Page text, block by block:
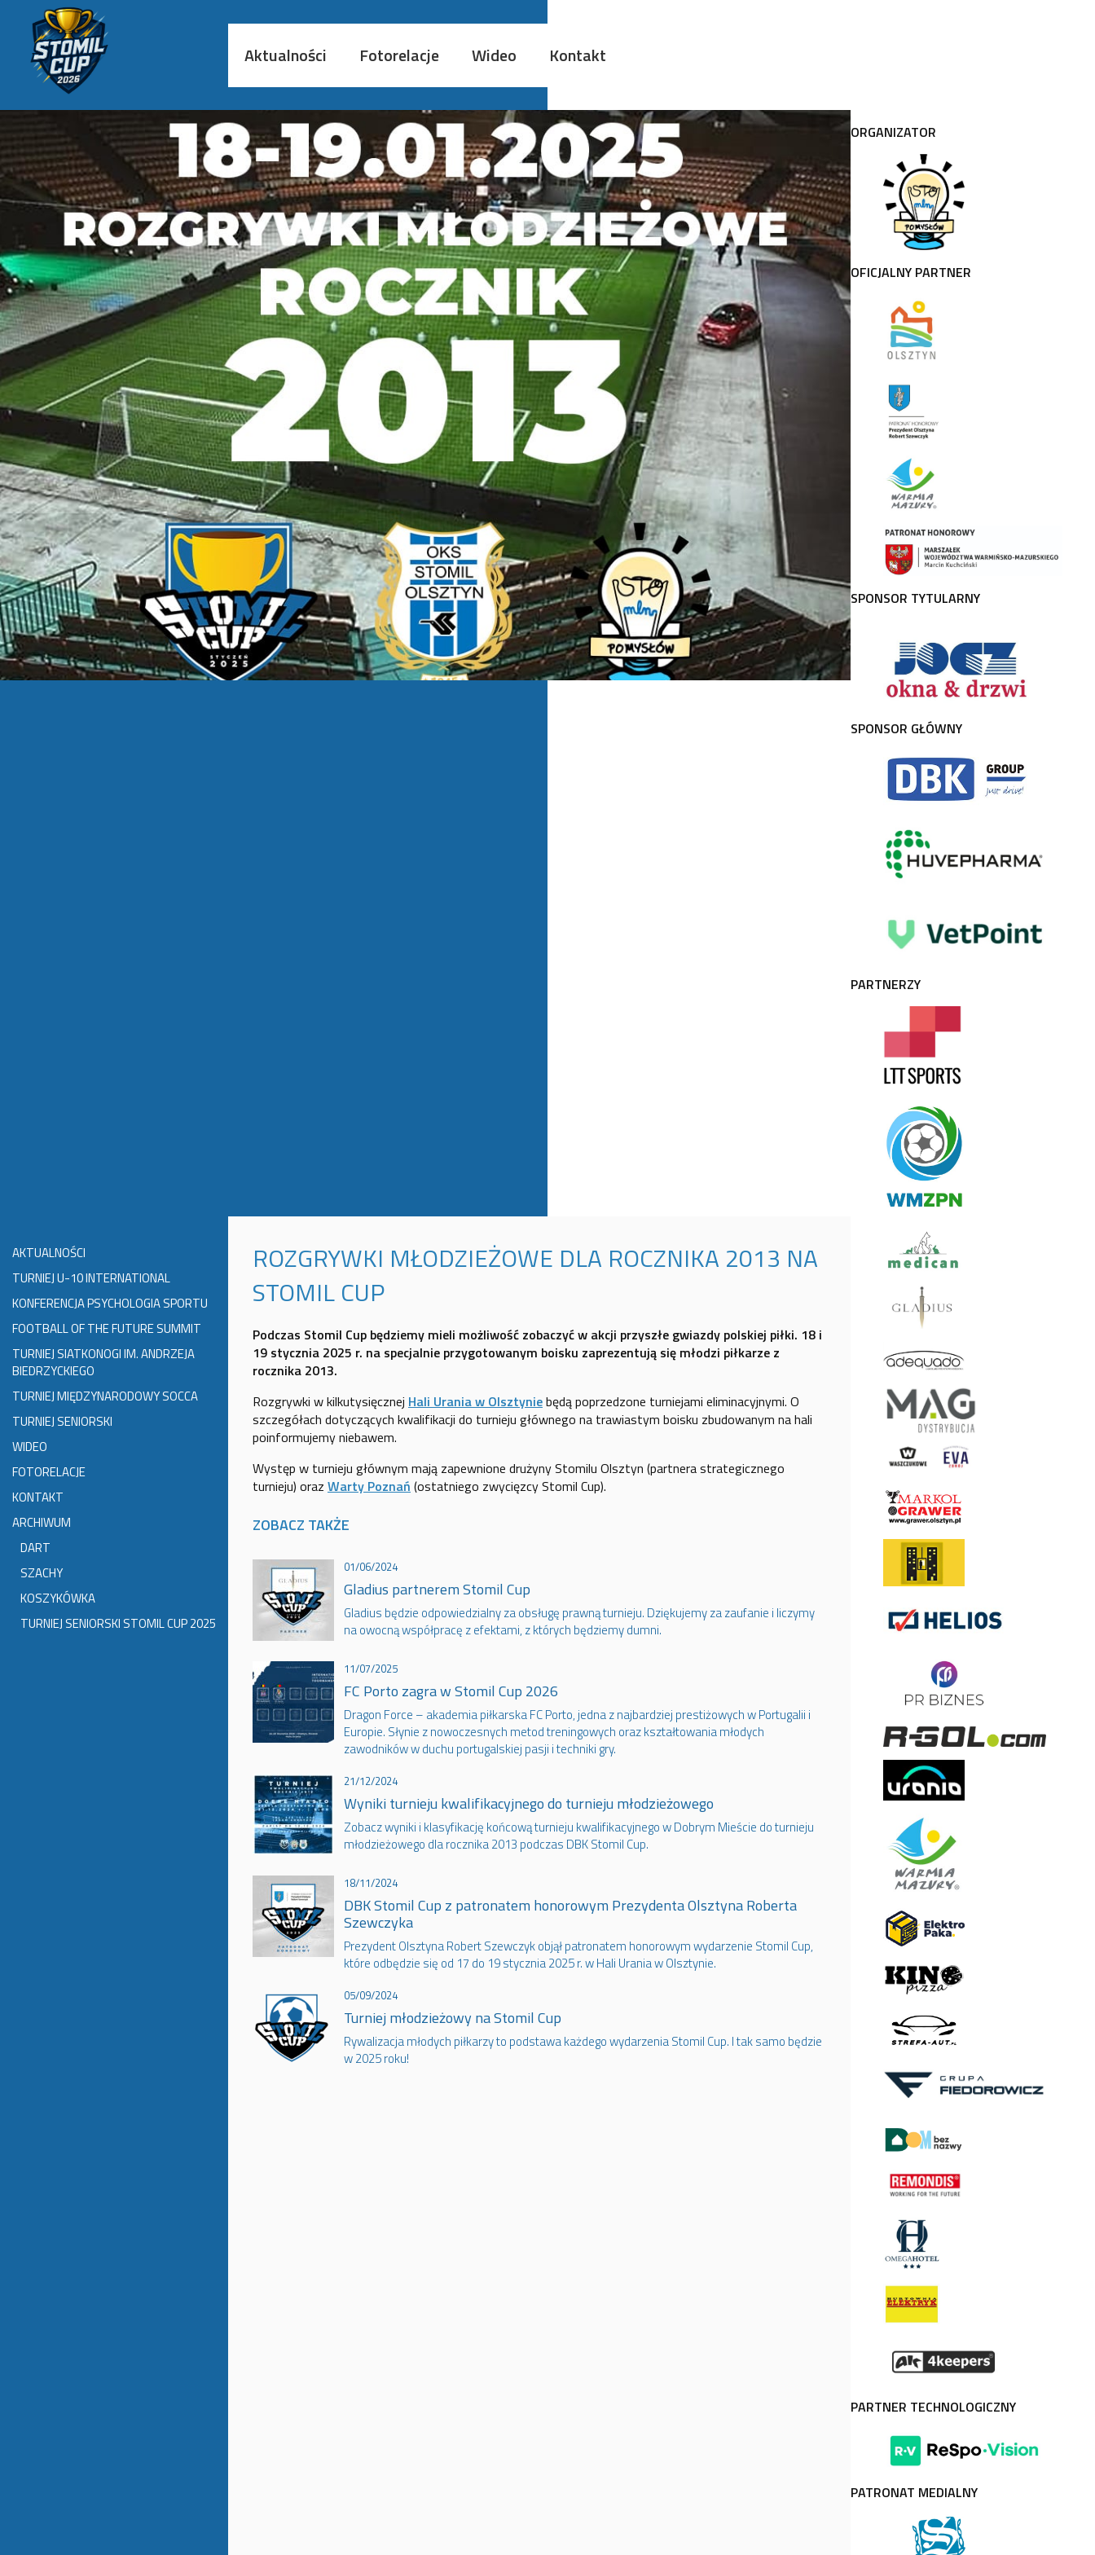
Aktualności Fotorelacje Wideo Kontakt
AKTUALNOŚCI
TURNIEJ U-10 INTERNATIONAL
KONFERENCJA PSYCHOLOGIA SPORTU
FOOTBALL OF THE FUTURE SUMMIT
TURNIEJ SIATKONOGI IM. ANDRZEJA
BIEDRZYCKIEGO
TURNIEJ MIĘDZYNARODOWY SOCCA
TURNIEJ SENIORSKI
WIDEO
FOTORELACJE
KONTAKT
ARCHIWUM
DART
SZACHY
KOSZYKÓWKA
TURNIEJ SENIORSKI STOMIL CUP 2025
ROZGRYWKI MŁODZIEŻOWE DLA ROCZNIKA 2013 NA
STOMIL CUP
Podczas Stomil Cup będziemy mieli możliwość zobaczyć w akcji przyszłe gwiazdy polskiej piłki. 18 i
19 stycznia 2025 r. na specjalnie przygotowanym boisku zaprezentują się młodzi piłkarze z
rocznika 2013.
Rozgrywki w kilkutysięcznej Hali Urania w Olsztyniebędą poprzedzone turniejami eliminacyjnymi. O
szczegółach dotyczących kwalifikacji do turnieju głównego na trawiastym boisku zbudowanym na hali
poinformujemy niebawem.
Występ w turnieju głównym mają zapewnione drużyny Stomilu Olsztyn (partnera strategicznego
turnieju) oraz Warty Poznań (ostatniego zwycięzcy Stomil Cup).
ZOBACZ TAKŻE
01/06/2024
Gladius partnerem Stomil Cup
Gladius będzie odpowiedzialny za obsługę prawną turnieju. Dziękujemy za zaufanie i liczymy
na owocną współpracę z efektami, z których będziemy dumni.
11/07/2025
FC Porto zagra w Stomil Cup 2026
Dragon Force – akademia piłkarska FC Porto, jedna z najbardziej prestiżowych w Portugalii i
Europie. Słynie z nowoczesnych metod treningowych oraz kształtowania młodych
zawodników w duchu portugalskiej pasji i techniki gry.
21/12/2024
Wyniki turnieju kwalifikacyjnego do turnieju młodzieżowego
Zobacz wyniki i klasyfikację końcową turnieju kwalifikacyjnego w Dobrym Mieście do turnieju
młodzieżowego dla rocznika 2013 podczas DBK Stomil Cup.
18/11/2024
DBK Stomil Cup z patronatem honorowym Prezydenta Olsztyna Roberta
Szewczyka
Prezydent Olsztyna Robert Szewczyk objął patronatem honorowym wydarzenie Stomil Cup,
które odbędzie się od 17 do 19 stycznia 2025 r. w Hali Urania w Olsztynie.
05/09/2024
Turniej młodzieżowy na Stomil Cup
Rywalizacja młodych piłkarzy to podstawa każdego wydarzenia Stomil Cup. I tak samo będzie
w 2025 roku!
ORGANIZATOR
OFICJALNY PARTNER
SPONSOR TYTULARNY
SPONSOR GŁÓWNY
PARTNERZY
PARTNER TECHNOLOGICZNY
PATRONAT MEDIALNY